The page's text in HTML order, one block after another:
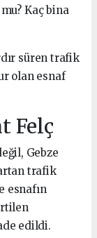
Kaç bina
süren trafik
olan esnaf
Felç
Gebze
trafik
esnafın
edildi.